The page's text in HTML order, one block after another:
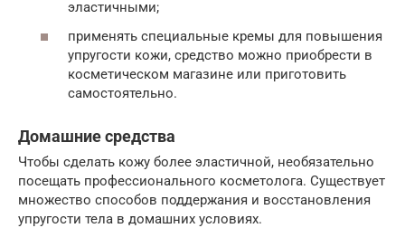
эластичными;
применять специальные кремы для повышения
упругости кожи, средство можно приобрести в
косметическом магазине или приготовить
самостоятельно.
Домашние средства
Чтобы сделать кожу более эластичной, необязательно
посещать профессионального косметолога. Существует
множество способов поддержания и восстановления
упругости тела в домашних условиях.